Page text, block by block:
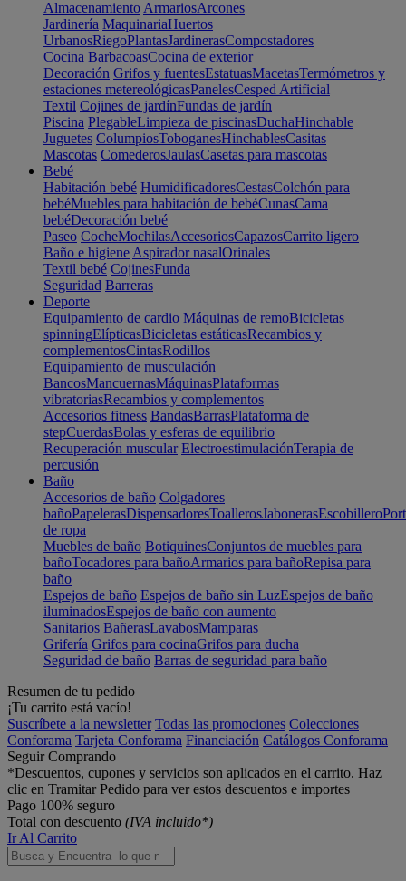
Almacenamiento ArmariosArcones
Jardinería MaquinariaHuertos
UrbanosRiegoPlantasJardinerasCompostadores
Cocina BarbacoasCocina de exterior
Decoración Grifos y fuentesEstatuasMacetasTermómetros y
estaciones metereológicasPanelesCesped Artificial
Textil Cojines de jardínFundas de jardín
Piscina PlegableLimpieza de piscinasDuchaHinchable
Juguetes ColumpiosToboganesHinchablesCasitas
Mascotas ComederosJaulasCasetas para mascotas
Bebé
Habitación bebé HumidificadoresCestasColchón para
bebéMuebles para habitación de bebéCunasCama
bebéDecoración bebé
Paseo CocheMochilasAccesoriosCapazosCarrito ligero
Baño e higiene Aspirador nasalOrinales
Textil bebé CojinesFunda
Seguridad Barreras
Deporte
Equipamiento de cardio Máquinas de remoBicicletas
spinningElípticasBicicletas estáticasRecambios y
complementosCintasRodillos
Equipamiento de musculación
BancosMancuernasMáquinasPlataformas
vibratoriasRecambios y complementos
Accesorios fitness BandasBarrasPlataforma de
stepCuerdasBolas y esferas de equilibrio
Recuperación muscular ElectroestimulaciónTerapia de
percusión
Baño
Accesorios de baño Colgadores
bañoPapelerasDispensadoresToallerosJabonerasEscobillero
de ropa
Muebles de baño BotiquinesConjuntos de muebles para
bañoTocadores para bañoArmarios para bañoRepisa para
baño
Espejos de baño Espejos de baño sin LuzEspejos de baño
iluminadosEspejos de baño con aumento
Sanitarios BañerasLavabosMamparas
Grifería Grifos para cocinaGrifos para ducha
Seguridad de baño Barras de seguridad para baño
Resumen de tu pedido
¡Tu carrito está vacío!
Suscríbete a la newsletter Todas las promociones Colecciones
Conforama Tarjeta Conforama Financiación Catálogos Conforama
Seguir Comprando
*Descuentos, cupones y servicios son aplicados en el carrito. Haz
clic en Tramitar Pedido para ver estos descuentos e importes
Pago 100% seguro
Total con descuento (IVA incluido*)
Ir Al Carrito